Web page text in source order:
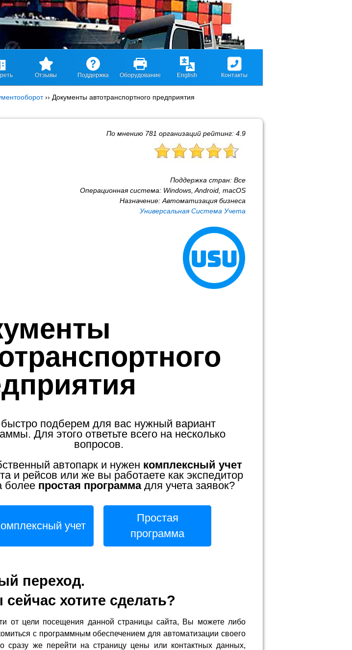
Отзывы Поддержка Оборудование English Контакты
›› Документы автотранспортного предприятия
По мнению 781 организаций рейтинг: 4.9
Поддержка стран: Все
Операционная система: Windows, Android, macOS
Назначение: Автоматизация бизнеса
Универсальная Система Учета
подберем для вас нужный вариант
Для этого ответьте всего на несколько
вопросов.
автопарк и нужен комплексный учет
и рейсов или же вы работаете как экспедитор
более простая программадля учета заявок?
учет
Простая
программа
переход.
хотите сделать?
от цели посещения данной страницы сайта, Вы можете либо
с программным обеспечением для автоматизации своего
сразу же перейти на страницу цены или контактных данных,